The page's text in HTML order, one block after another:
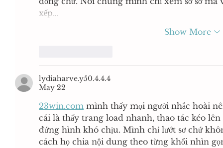
xếp…
Show More
lydiaharve.y50.4.4.4
May 22
23win.com mình thấy mọi người nhắc hoài
cái là thấy trang load nhanh, thao tác kéo
đứng hình khó chịu. Mình chỉ lướt sơ chứ
cách họ chia nội dung theo từng khối nhìn